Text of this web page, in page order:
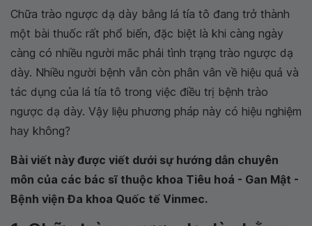
Chữa trào ngược dạ dày bằng lá tía tô đang trở thành
một bài thuốc rất phổ biến, đặc biệt là khi càng ngày
càng có nhiều người mắc phải tình trạng trào ngược dạ
dày. Nhiều người bệnh vẫn còn phân vân về hiệu quả và
tác dụng của lá tía tô trong việc điều trị bệnh trào
ngược dạ dày. Vậy liệu phương pháp này có hiệu nghiệm
hay không?
Bài viết này được viết dưới sự hướng dẫn chuyên
môn của các bác sĩ thuộc khoa Tiêu hoá - Gan Mật -
Bệnh viện Đa khoa Quốc tế Vinmec.